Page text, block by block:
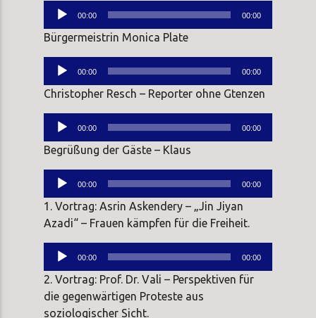
Audio-
00:00 00:00
Bürgermeistrin Monica Plate
Audio-
00:00 00:00
Christopher Resch – Reporter ohne Gtenzen
Audio-
00:00 00:00
Begrüßung der Gäste – Klaus
Audio-
00:00 00:00
1. Vortrag: Asrin Askendery – „Jin Jiyan
Azadi“ – Frauen kämpfen für die Freiheit.
Audio-
00:00 00:00
2. Vortrag: Prof. Dr. Vali – Perspektiven für
die gegenwärtigen Proteste aus
soziologischer Sicht.